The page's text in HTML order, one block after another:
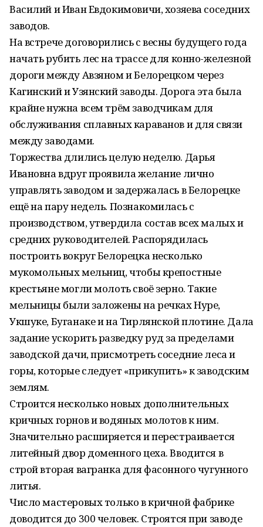
Василий и Иван Евдокимовичи, хозяева соседних
заводов.
На встрече договорились с весны будущего года
начать рубить лес на трассе для конно-железной
дороги между Авзяном и Белорецком через
Кагинский и Узянский заводы. Дорога эта была
крайне нужна всем трём заводчикам для
обслуживания сплавных караванов и для связи
между заводами.
Торжества длились целую неделю. Дарья
Ивановна вдруг проявила желание лично
управлять заводом и задержалась в Белорецке
ещё на пару недель. Познакомилась с
производством, утвердила состав всех малых и
средних руководителей. Распорядилась
построить вокруг Белорецка несколько
мукомольных мельниц, чтобы крепостные
крестьяне могли молоть своё зерно. Такие
мельницы были заложены на речках Нуре,
Укшуке, Буганаке и на Тирлянской плотине. Дала
задание ускорить разведку руд за пределами
заводской дачи, присмотреть соседние леса и
горы, которые следует «прикупить» к заводским
землям.
Строится несколько новых дополнительных
кричных горнов и водяных молотов к ним.
Значительно расширяется и перестраивается
литейный двор доменного цеха. Вводится в
строй вторая вагранка для фасонного чугунного
литья.
Число мастеровых только в кричной фабрике
доводится до 300 человек. Строятся при заводе